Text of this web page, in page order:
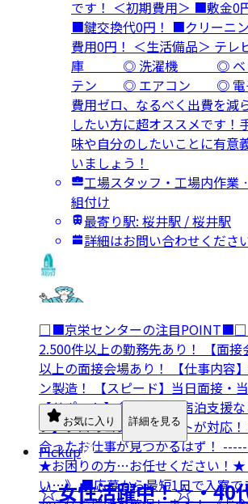
です！ ＜初期費用＞ ■敷金0
■鍵交換代0円！ ■クリーニ
費用0円！ ＜生活備品＞
庫 ◎ 洗濯機 ◎ ベ
テン ◎ エアコン ◎ 電
費用ゼロ、なるべく出費を減
したい方に超オススメです！
味や自分のしたいことに有意
いましょう！
工場スタッフ・工場内作業
組付け
最寄り駅: 桜井駅 / 桜井駅
詳細はお問い合わせくださ
□■京栄センターの注目POINT■□
2.500件以上の勤務先あり！ 【面
以上の面接会場あり！ 【仕事内容
ン製造！ 【スピード】当日面接・
【サポート】食事支援・宿泊支援
フ】プロのコンサルタントが対応
合ったお仕事が見つかるはず！
★お困りの方…お任せください！★
い…》 ■応募から最短1日で入寮
お気に入り 詳細を見る
Pickup
☆女性活躍中！☆・40